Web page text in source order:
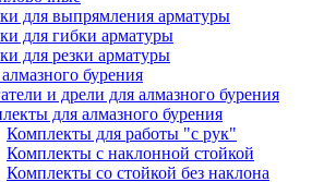
для выпрямления арматуры
для гибки арматуры
для резки арматуры
бурения
и дрели для алмазного бурения
для алмазного бурения
Комплекты для работы "с рук"
Комплекты с наклонной стойкой
Комплекты со стойкой без наклона